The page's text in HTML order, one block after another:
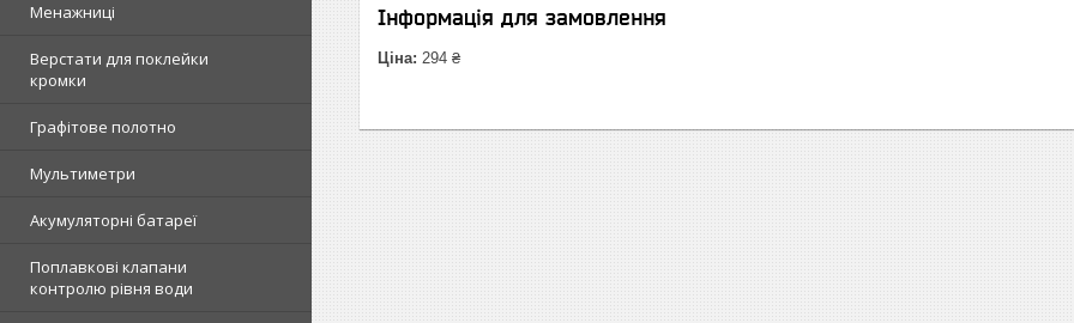
Менажниці
Верстати для поклейки
кромки
Графітове полотно
Мультиметри
Акумуляторні батареї
Поплавкові клапани
контролю рівня води
Інформація для замовлення
Ціна: 294 ₴